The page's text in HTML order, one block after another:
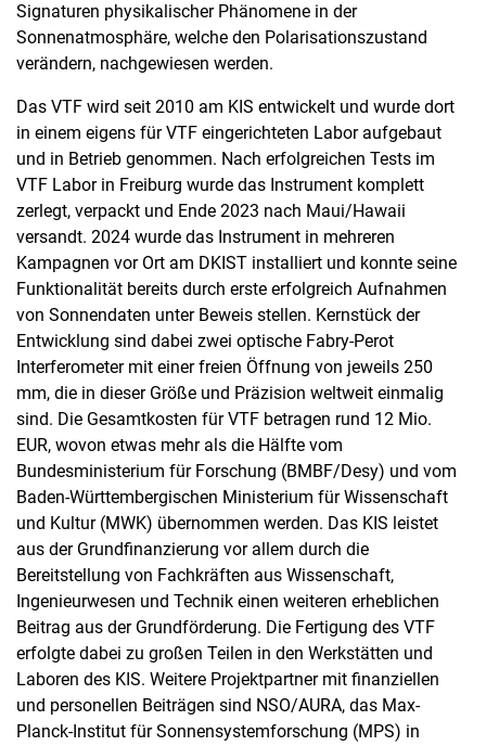
Signaturen physikalischer Phänomene in der
Sonnenatmosphäre, welche den Polarisationszustand
verändern, nachgewiesen werden.
Das VTF wird seit 2010 am KIS entwickelt und wurde dort
in einem eigens für VTF eingerichteten Labor aufgebaut
und in Betrieb genommen. Nach erfolgreichen Tests im
VTF Labor in Freiburg wurde das Instrument komplett
zerlegt, verpackt und Ende 2023 nach Maui/Hawaii
versandt. 2024 wurde das Instrument in mehreren
Kampagnen vor Ort am DKIST installiert und konnte seine
Funktionalität bereits durch erste erfolgreich Aufnahmen
von Sonnendaten unter Beweis stellen. Kernstück der
Entwicklung sind dabei zwei optische Fabry-Perot
Interferometer mit einer freien Öffnung von jeweils 250
mm, die in dieser Größe und Präzision weltweit einmalig
sind. Die Gesamtkosten für VTF betragen rund 12 Mio.
EUR, wovon etwas mehr als die Hälfte vom
Bundesministerium für Forschung (BMBF/Desy) und vom
Baden-Württembergischen Ministerium für Wissenschaft
und Kultur (MWK) übernommen werden. Das KIS leistet
aus der Grundfinanzierung vor allem durch die
Bereitstellung von Fachkräften aus Wissenschaft,
Ingenieurwesen und Technik einen weiteren erheblichen
Beitrag aus der Grundförderung. Die Fertigung des VTF
erfolgte dabei zu großen Teilen in den Werkstätten und
Laboren des KIS. Weitere Projektpartner mit finanziellen
und personellen Beiträgen sind NSO/AURA, das Max-
Planck-Institut für Sonnensystemforschung (MPS) in